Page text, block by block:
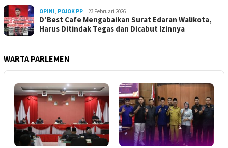
OPINI, POJOK PP 23 Februari 2026
D’Best Cafe Mengabaikan Surat Edaran Walikota,
Harus Ditindak Tegas dan Dicabut Izinnya
WARTA PARLEMEN